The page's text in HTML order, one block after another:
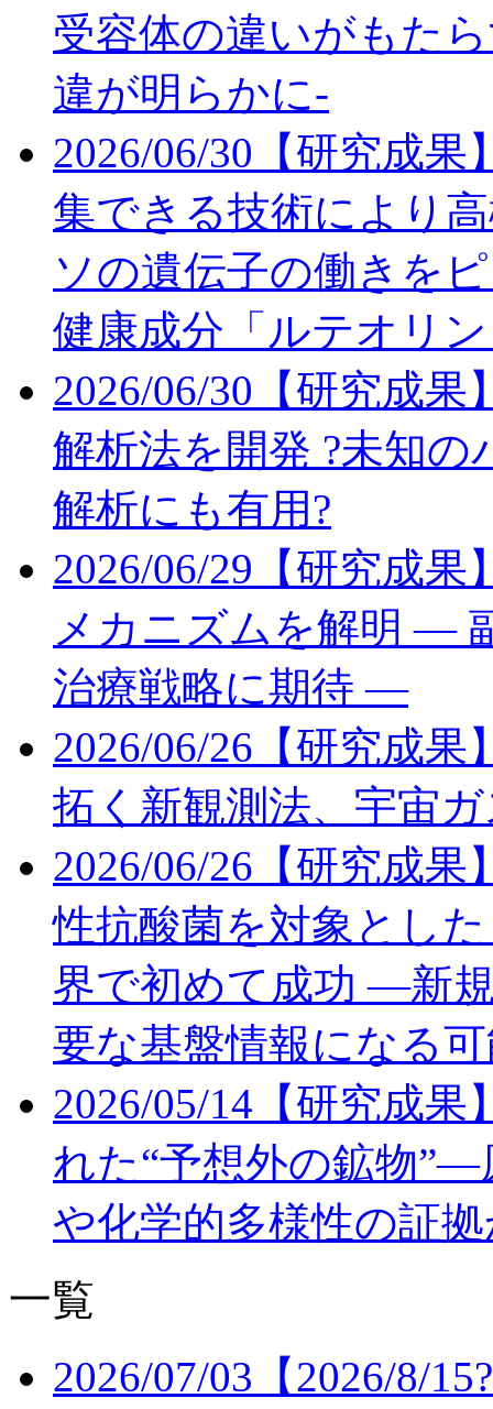
受容体の違いがもた
違が明らかに-
2026/06/30 【研究成
集できる技術により
ソの遺伝子の働きを
健康成分「ルテオリ
2026/06/30 【研究成
解析法を開発 ?未知
解析にも有用?
2026/06/29 【研究成
メカニズムを解明 ―
治療戦略に期待 ―
2026/06/26 【研究成
拓く新観測法、宇宙
2026/06/26 【研究成
性抗酸菌を対象とし
界で初めて成功 ―新
要な基盤情報になる
2026/05/14 【研究成
れた“予想外の鉱物
や化学的多様性の証
一覧
2026/07/03 【2026/8/